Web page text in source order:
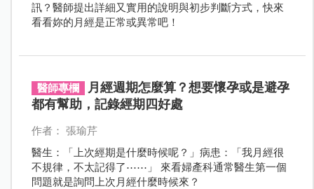
訊？醫師提出詳細又實用的說明與初步判斷方式，快來
看看妳的月經是正常或異常吧！
醫師專欄
月經週期怎麼算？想要懷孕或是避孕
都有幫助，記錄經期四好處
作者： 張瑜芹
醫生：「上次經期是什麼時候呢？」病患：「我月經很
不規律，不太記得了⋯⋯」 來看婦產科通常醫生第一個
問題就是詢問上次月經什麼時候來？